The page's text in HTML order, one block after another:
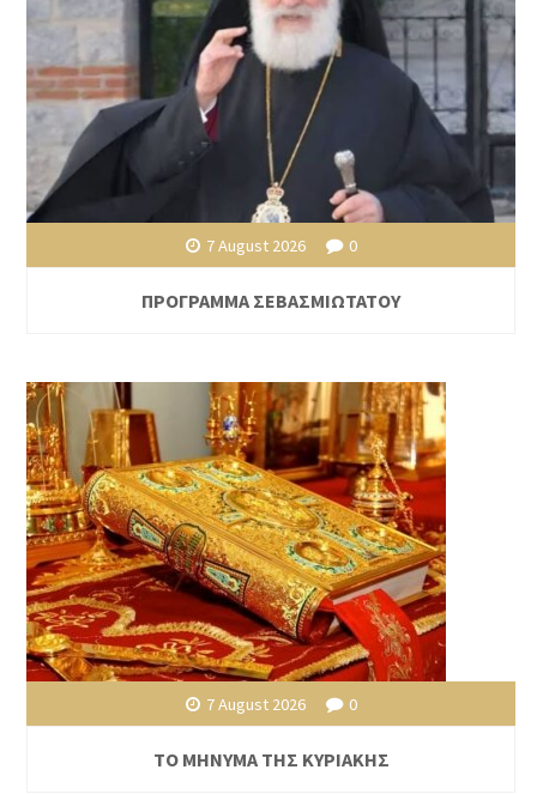
7 August 2026 0
ΠΡΟΓΡΑΜΜΑ ΣΕΒΑΣΜΙΩΤΑΤΟΥ
7 August 2026 0
ΤΟ ΜΗΝΥΜΑ ΤΗΣ ΚΥΡΙΑΚΗΣ